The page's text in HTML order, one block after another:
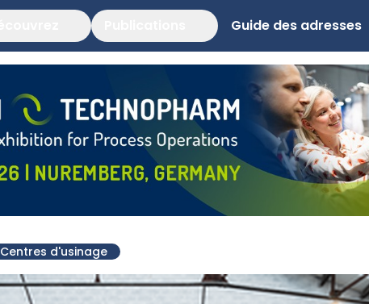
Guide des adresses
Centres d'usinage